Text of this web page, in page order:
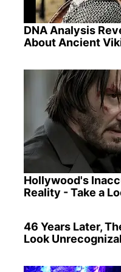
DNA Analysis
About Ancient
Hollywood's
Reality - Take a
46 Years Later,
Look